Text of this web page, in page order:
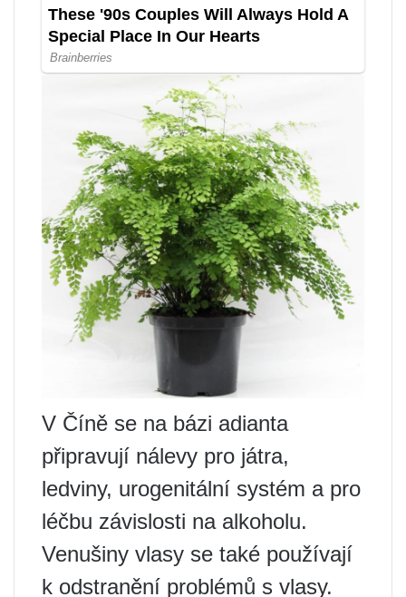
V Číně se na bázi adianta
připravují nálevy pro játra,
ledviny, urogenitální systém a pro
léčbu závislosti na alkoholu.
Venušiny vlasy se také používají
k odstranění problémů s vlasy.